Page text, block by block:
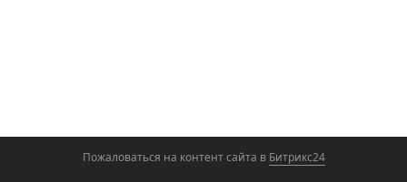
Пожаловаться на контент cайта в Битрикс24